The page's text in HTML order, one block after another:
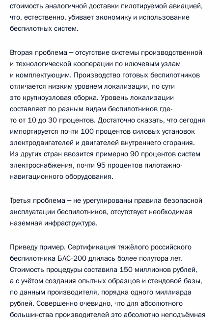
стоимость аналогичной доставки пилотируемой авиацией,
что, естественно, убивает экономику и использование
беспилотных систем.
Вторая проблема ‒ отсутствие системы производственной
и технологической кооперации по ключевым узлам
и комплектующим. Производство готовых беспилотников
отличается низким уровнем локализации, по сути
это крупноузловая сборка. Уровень локализации
составляет по разным видам беспилотников где-
то от 10 до 30 процентов. Достаточно сказать, что сегодня
импортируется почти 100 процентов силовых установок
электродвигателей и двигателей внутреннего сгорания.
Из других стран ввозится примерно 90 процентов систем
электроснабжения, почти 95 процентов пилотажно-
навигационного оборудования.
Третья проблема ‒ не урегулированы правила безопасной
эксплуатации беспилотников, отсутствует необходимая
наземная инфраструктура.
Приведу пример. Сертификация тяжёлого российского
беспилотника БАС-200 длилась более полутора лет.
Стоимость процедуры составила 150 миллионов рублей,
а с учётом создания опытных образцов и стендовой базы,
по данным производителя, порядка одного миллиарда
рублей. Совершенно очевидно, что для абсолютного
большинства производителей это абсолютно неподъёмная